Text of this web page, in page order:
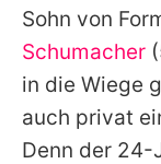
Sohn von
Schumacher
in die Wiege
auch privat
Denn der 24-